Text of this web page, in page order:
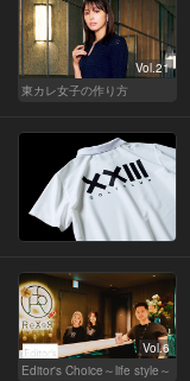
Vol.21
東カレ女子の作り方
Vol.6
Editor's Choice～life style～